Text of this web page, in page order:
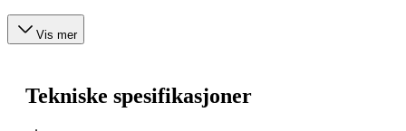
Vis mer
Tekniske spesifikasjoner